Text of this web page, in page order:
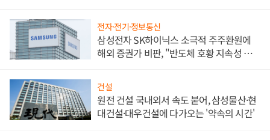
전자·전기·정보통신
삼성전자 SK하이닉스 소극적 주주환원에
해외 증권가 비판, "반도체 호황 지속성 의
건설
원전 건설 국내외서 속도 붙어, 삼성물산·현
대건설·대우건설에 다가오는 '약속의 시간'